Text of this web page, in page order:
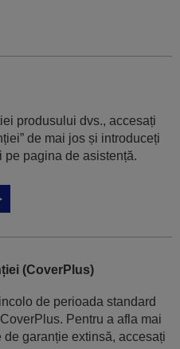
produsului dvs., accesați
de mai jos și introduceți
pagina de asistență.
(CoverPlus)
de perioada standard
Pentru a afla mai
garanție extinsă, accesați